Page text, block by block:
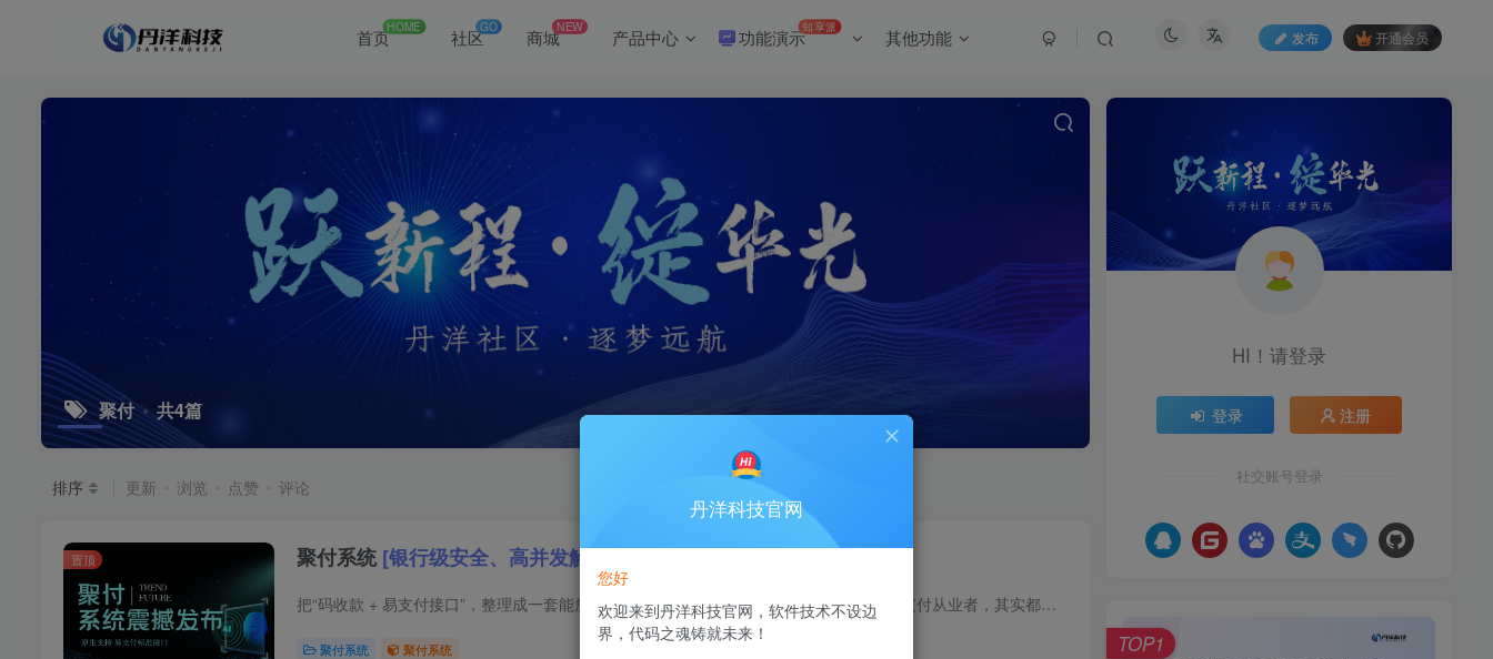
首页HOME 社区GO 商城NEW 产品中心 功能演示知享派 其他功能 发布 开通会员
聚付 共4篇
排序 更新 浏览 点赞 评论
置顶 聚付系统[银行级安全、高并发解决方案]
把“码收款 + 易支付接口”，整理成一套能放心跑单的聚合支付底层，各位站长、平台主、支付从业者，其实都有类似的经历
聚付系统 聚付系统
HI！请登录
登录 注册
社交账号登录
TOP1
丹洋科技官网
您好
欢迎来到丹洋科技官网，软件技术不设边
界，代码之魂铸就未来！